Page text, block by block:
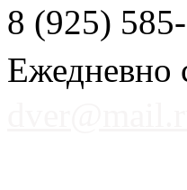
8 (925)
Ежедневно